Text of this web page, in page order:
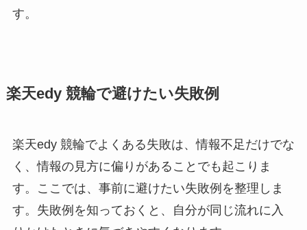
す。
楽天edy 競輪で避けたい失敗例
楽天edy 競輪でよくある失敗は、情報不足だけでな
く、情報の見方に偏りがあることでも起こりま
す。ここでは、事前に避けたい失敗例を整理しま
す。失敗例を知っておくと、自分が同じ流れに入